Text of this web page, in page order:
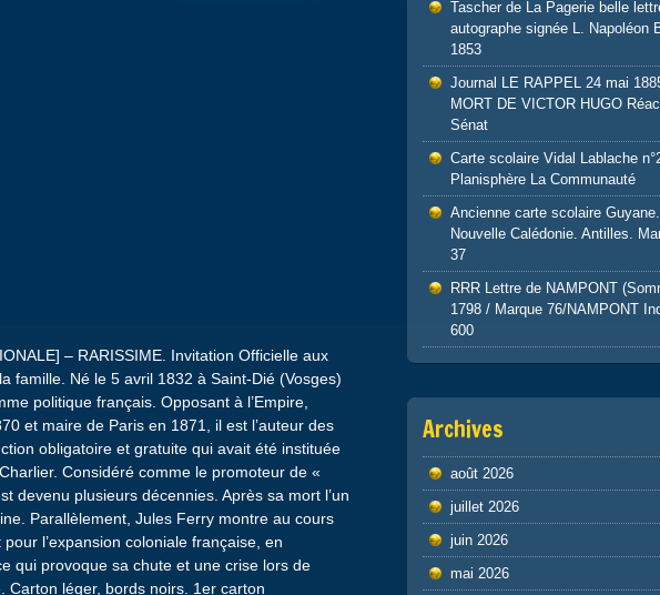
– RARISSIME. Invitation Officielle aux
famille. Né le 5 avril 1832 à Saint-Dié (Vosges)
politique français. Opposant à l’Empire,
et maire de Paris en 1871, il est l’auteur des
obligatoire et gratuite qui avait été instituée
Considéré comme le promoteur de «
devenu plusieurs décennies. Après sa mort l’un
Parallèlement, Jules Ferry montre au cours
l’expansion coloniale française, en
qui provoque sa chute et une crise lors de
Carton léger, bords noirs. 1er carton
Tascher de La Pagerie belle
autographe signée L. Napoléon
1853
Journal LE RAPPEL 24 mai
MORT DE VICTOR HUGO
Sénat
Carte scolaire Vidal Lablache
Planisphère La Communauté
Ancienne carte scolaire Guyane.
Nouvelle Calédonie. Antilles.
37
RRR Lettre de NAMPONT
1798 / Marque 76/NAMPONT
600
Archives
août 2026
juillet 2026
juin 2026
mai 2026